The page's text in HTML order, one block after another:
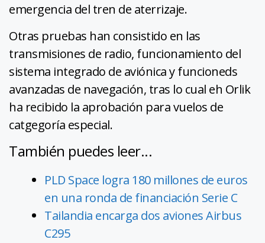
emergencia del tren de aterrizaje.
Otras pruebas han consistido en las
transmisiones de radio, funcionamiento del
sistema integrado de aviónica y funcioneds
avanzadas de navegación, tras lo cual eh Orlik
ha recibido la aprobación para vuelos de
catgegoría especial.
También puedes leer...
PLD Space logra 180 millones de euros
en una ronda de financiación Serie C
Tailandia encarga dos aviones Airbus
C295